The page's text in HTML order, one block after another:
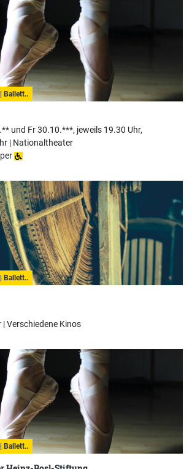
Ballett..
und Fr 30.10.***, jeweils 19.30 Uhr,
| Nationaltheater
Ballett..
|Verschiedene Kinos
Ballett..